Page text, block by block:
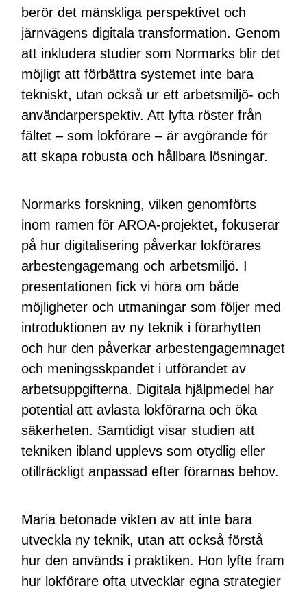
berör det mänskliga perspektivet och
järnvägens digitala transformation. Genom
att inkludera studier som Normarks blir det
möjligt att förbättra systemet inte bara
tekniskt, utan också ur ett arbetsmiljö- och
användarperspektiv. Att lyfta röster från
fältet – som lokförare – är avgörande för
att skapa robusta och hållbara lösningar.
Normarks forskning, vilken genomförts
inom ramen för AROA-projektet, fokuserar
på hur digitalisering påverkar lokförares
arbestengagemang och arbetsmiljö. I
presentationen fick vi höra om både
möjligheter och utmaningar som följer med
introduktionen av ny teknik i förarhytten
och hur den påverkar arbestengagemnaget
och meningsskpandet i utförandet av
arbetsuppgifterna. Digitala hjälpmedel har
potential att avlasta lokförarna och öka
säkerheten. Samtidigt visar studien att
tekniken ibland upplevs som otydlig eller
otillräckligt anpassad efter förarnas behov.
Maria betonade vikten av att inte bara
utveckla ny teknik, utan att också förstå
hur den används i praktiken. Hon lyfte fram
hur lokförare ofta utvecklar egna strategier